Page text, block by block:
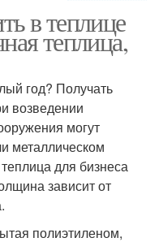
Теплицы с расчетами
в теплице
теплица,
год? Получать
возведении
могут
металлическом
для бизнеса
зависит от
полиэтиленом,